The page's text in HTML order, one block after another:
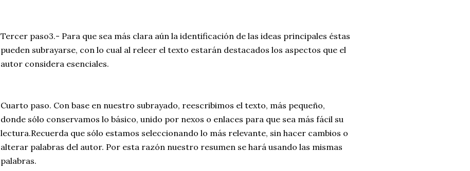
Tercer paso3.- Para que sea más clara aún la identificación de las ideas principales éstas
pueden subrayarse, con lo cual al releer el texto estarán destacados los aspectos que el
autor considera esenciales.
Cuarto paso. Con base en nuestro subrayado, reescribimos el texto, más pequeño,
donde sólo conservamos lo básico, unido por nexos o enlaces para que sea más fácil su
lectura.Recuerda que sólo estamos seleccionando lo más relevante, sin hacer cambios o
alterar palabras del autor. Por esta razón nuestro resumen se hará usando las mismas
palabras.